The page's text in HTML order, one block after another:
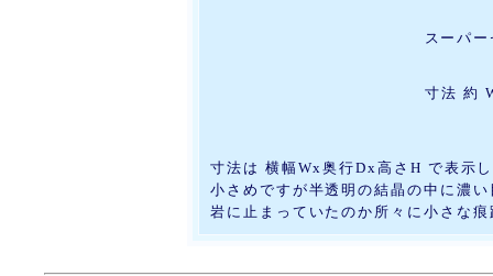
スーパ
寸法 約
寸法は 横幅Wx奥行Dx高さH で表示
小さめですが半透明の結晶の中に濃
岩に止まっていたのか所々に小さな